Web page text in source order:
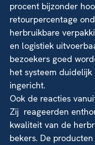
procent bijzonder
retourpercentage
herbruikbare
en logistiek
bezoekers goed
het systeem
ingericht.
Ook de reacties
Zij reageerden
kwaliteit van de
bekers. De